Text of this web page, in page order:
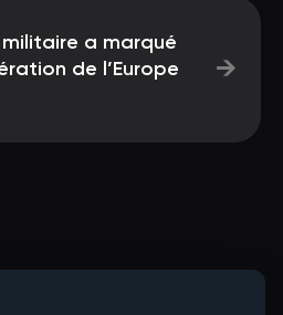
a marqué
de l’Europe
→